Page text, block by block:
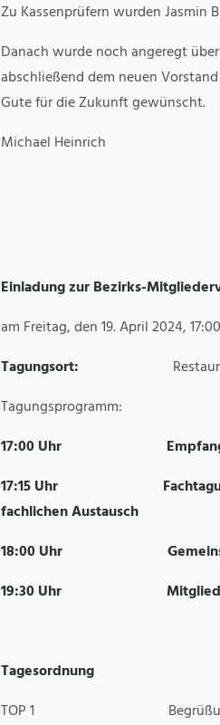
Zu Kassenprüfern wurden Jasmin
Danach wurde noch angeregt
abschließend dem neuen
Gute für die Zukunft gewünscht.
Michael Heinrich
Einladungzur Bezirks-
am Freitag, den 19. April 2024,
Tagungsort:
Tagungsprogramm:
17:00 Uhr Empfang
17:15 Uhr
fachlichen Austausch
18:00 Uhr
19:30 Uhr
Tagesordnung
TOP 1